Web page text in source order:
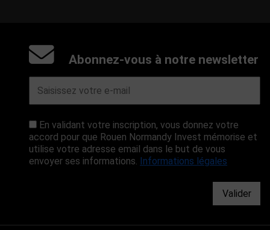
Abonnez-vous à notre newsletter
En validant votre inscription, vous donnez votre
accord pour que Rouen Normandy Invest mémorise et
utilise votre adresse email dans le but de vous
envoyer ses informations. Informations légales
Valider